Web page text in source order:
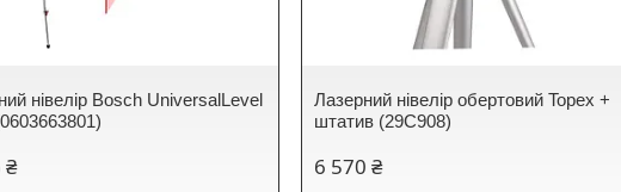
нівелір Bosch UniversalLevel
₴
Лазерний нівелір обертовий Topex +
штатив (29C908)
6 570 ₴